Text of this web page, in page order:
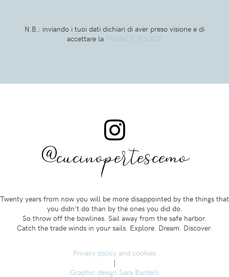
N.B.: inviando i tuoi dati dichiari di aver preso visione e di
accettare la
@cucinopertescemo
Twenty years from now you will be more disappointed by the things that
you didn't do than by the ones you did do.
So throw off the bowlines. Sail away from the safe harbor.
Catch the trade winds in your sails. Explore. Dream. Discover.
Privacy policy and cookies
|
Graphic design Sara Bardelli